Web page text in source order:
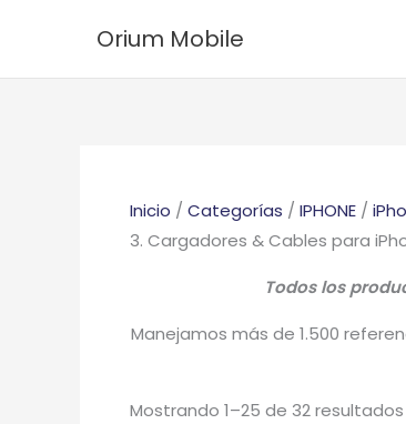
contenido
Orium Mobile
Inicio / Categorías / IPHONE /
3. Cargadores & Cables para
Todos los
Manejamos más de 1.500
Mostrando 1–25 de 32 resultados